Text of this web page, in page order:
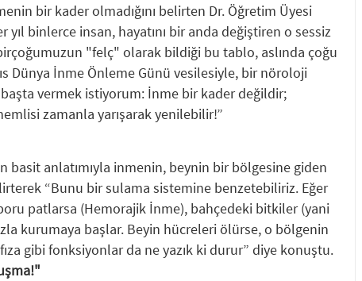
bir kader olmadığını belirten Dr. Öğretim Üyesi
yıl binlerce insan, hayatını bir anda değiştiren o sessiz
"felç" olarak bildiği bu tablo, aslında çoğu
Dünya İnme Önleme Günü vesilesiyle, bir nöroloji
başta vermek istiyorum: İnme bir kader değildir;
zamanla yarışarak yenilebilir!”
basit anlatımıyla inmenin, beynin bir bölgesine giden
“Bunu bir sulama sistemine benzetebiliriz. Eğer
patlarsa (Hemorajik İnme), bahçedeki bitkiler (yani
kurumaya başlar. Beyin hücreleri ölürse, o bölgenin
gibi fonksiyonlar da ne yazık ki durur” diye konuştu.